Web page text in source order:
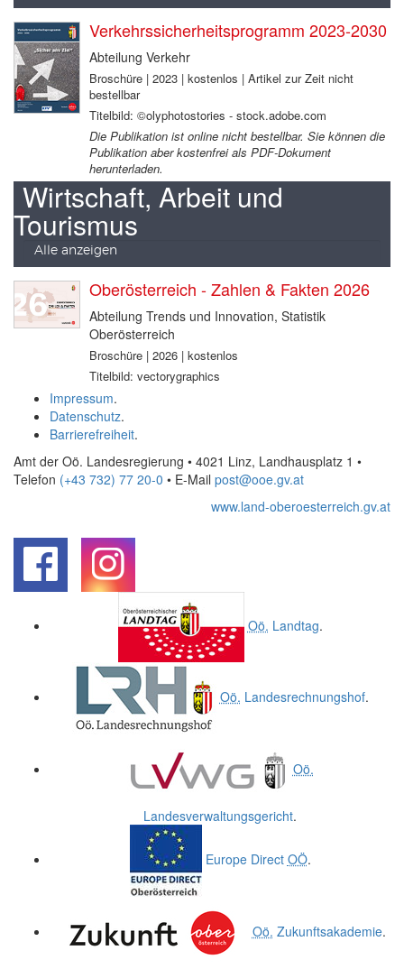
Verkehrssicherheitsprogramm 2023-2030
Abteilung Verkehr
Broschüre | 2023 | kostenlos | Artikel zur Zeit nicht
bestellbar
Titelbild: ©olyphotostories - stock.adobe.com
Die Publikation ist online nicht bestellbar. Sie können die
Publikation aber kostenfrei als PDF-Dokument
herunterladen.
Wirtschaft, Arbeit und
Tourismus
Alle anzeigen
Oberösterreich - Zahlen & Fakten 2026
Abteilung Trends und Innovation, Statistik
Oberösterreich
Broschüre | 2026 | kostenlos
Titelbild: vectorygraphics
Impressum.
Datenschutz.
Barrierefreiheit.
Amt der Oö. Landesregierung • 4021 Linz, Landhausplatz 1 •
Telefon (+43 732) 77 20-0 • E-Mail post@ooe.gv.at
www.land-oberoesterreich.gv.at
Oö. Landtag.
Oö. Landesrechnungshof.
Oö.
Landesverwaltungsgericht.
Europe Direct OÖ.
Oö. Zukunftsakademie.